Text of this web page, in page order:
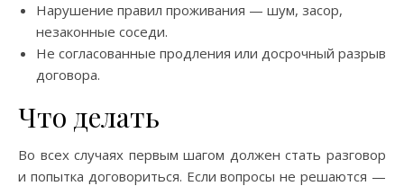
Нарушение правил проживания — шум, засор,
незаконные соседи.
Не согласованные продления или досрочный разрыв
договора.
Что делать
Во всех случаях первым шагом должен стать разговор
и попытка договориться. Если вопросы не решаются —